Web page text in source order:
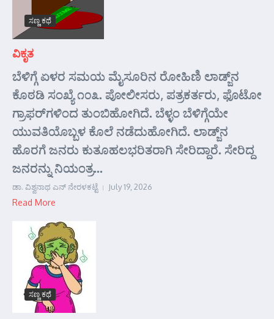
ಸಣ್ಣ ಕಥೆ
ವಿಕೃತ
ಬೆಳಿಗ್ಗೆ ಏಳರ ಸಮಯ ಮೈಸೂರಿನ ರೋಹಿಣಿ ಲಾಡ್ಜ್‌ನ
ಕೊಠಡಿ ಸಂಖ್ಯೆ ೧೦೩. ಪೋಲೀಸರು, ಪತ್ರಕರ್ತರು, ಫೊಟೋ
ಗ್ರಾಫರ್‌ಗಳಿಂದ ತುಂಬಿಹೋಗಿದೆ. ಬೆಳ್ಳಂ ಬೆಳಿಗ್ಗೆಯೇ
ಯುವತಿಯೊಬ್ಬಳ ಕೊಲೆ ನಡೆದುಹೋಗಿದೆ. ಲಾಡ್ಜ್‌ನ
ಹೊರಗೆ ಜನರು ಕುತೂಹಲಭರಿತರಾಗಿ ಸೇರಿದ್ದಾರೆ. ಸೇರಿದ್ದ
ಜನರನ್ನು ನಿಯಂತ್ರ...
ಡಾ. ವಿಶ್ವನಾಥ ಎನ್ ನೇರಳಕಟ್ಟೆ July 19, 2026
Read More
ಸಣ್ಣ ಕಥೆ